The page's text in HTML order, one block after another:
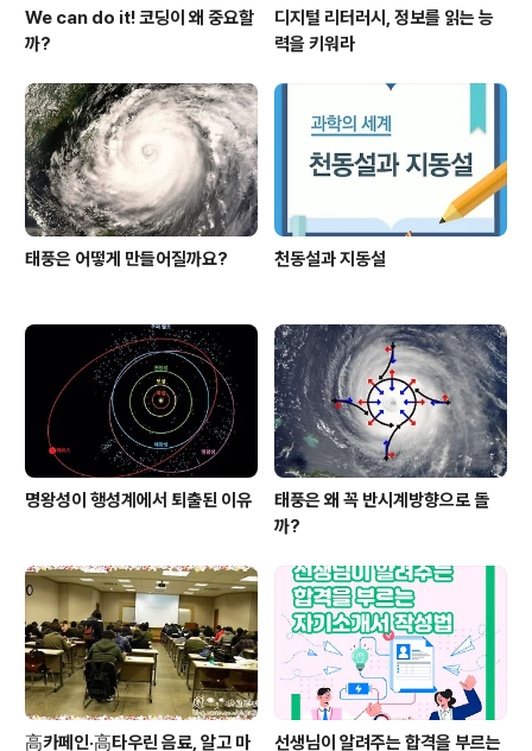
We can do it! 코딩이 왜 중요할
까?
디지털 리터러시, 정보를 읽는 능
력을 키워라
태풍은 어떻게 만들어질까요? 천동설과 지동설
명왕성이 행성계에서 퇴출된 이유
태풍은 왜 꼭 반시계방향으로 돌
까?
高카페인·高타우린 음료, 알고 마 선생님이 알려주는 합격을 부르는